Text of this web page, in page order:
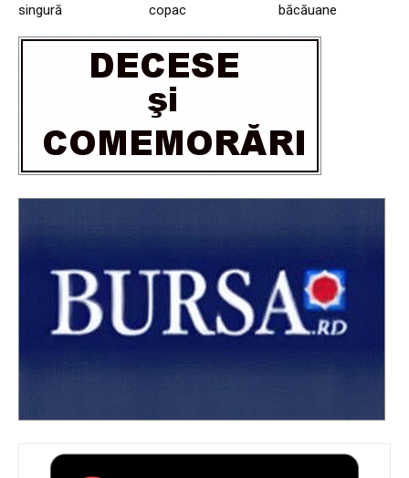
singură
copac
băcăuane